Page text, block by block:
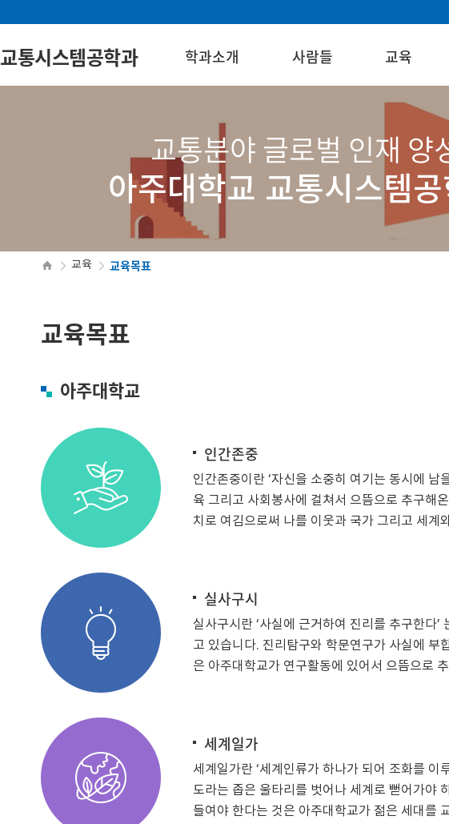
교통시스템공학과 학과소개 사람들 교육
교통분야 글로벌 인재 양
아주대학교 교통시스템
교육 교육목표
교육목표
아주대학교
인간존중
인간존중이란 ‘자신을 소중히 여기는 동시에
육 그리고 사회봉사에 걸쳐서 으뜸으로 추구해
치로 여김으로써 나를 이웃과 국가 그리고 세계
실사구시
실사구시란 ‘사실에 근거하여 진리를 추구한다
고 있습니다. 진리탐구와 학문연구가 사실에 부
은 아주대학교가 연구활동에 있어서 으뜸으로
세계일가
세계일가란 ‘세계인류가 하나가 되어 조화를
도라는 좁은 울타리를 벗어나 세계로 뻗어가야
들여야 한다는 것은 아주대학교가 젊은 세대를